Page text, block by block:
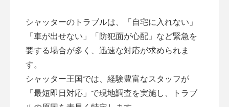
シャッターのトラブルは、「自宅に入れない」
「車が出せない」「防犯面が心配」など緊急を
要する場合が多く、迅速な対応が求められま
す。
シャッター王国では、経験豊富なスタッフが
「最短即日対応」で現地調査を実施し、トラブ